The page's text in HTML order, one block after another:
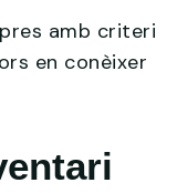
amb criteri
en conèixer